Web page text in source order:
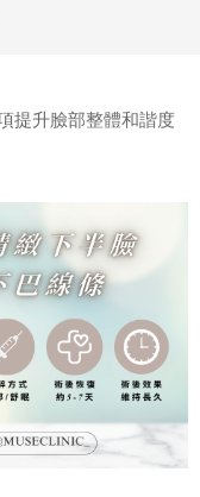
提升臉部整體和諧度